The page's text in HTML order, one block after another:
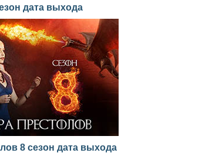
дата выхода
8 сезон дата выхода